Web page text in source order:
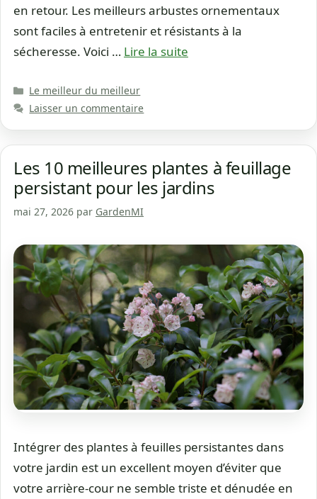
en retour. Les meilleurs arbustes ornementaux
sont faciles à entretenir et résistants à la
sécheresse. Voici … Lire la suite
Catégories
Le meilleur du meilleur
Laisser un commentaire
Les 10 meilleures plantes à feuillage
persistant pour les jardins
mai 27, 2026 par GardenMI
Intégrer des plantes à feuilles persistantes dans
votre jardin est un excellent moyen d’éviter que
votre arrière-cour ne semble triste et dénudée en